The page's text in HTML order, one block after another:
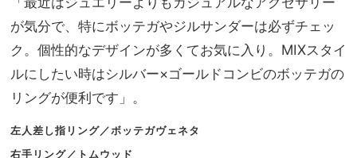
が気分で、特にボッテガやジルサンダーは必ずチェッ
ク。個性的なデザインが多くてお気に入り。MIXスタイ
ルにしたい時はシルバー×ゴールドコンビのボッテガの
リングが便利です」。
左人差し指リング／ボッテガヴェネタ
右手リング／トムウッド